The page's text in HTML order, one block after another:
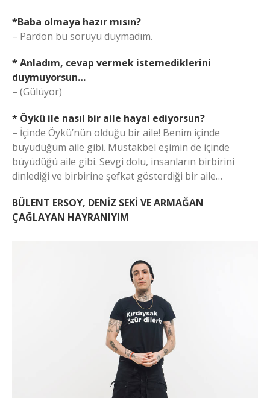
*Baba olmaya hazır mısın?
– Pardon bu soruyu duymadım.
* Anladım, cevap vermek istemediklerini
duymuyorsun…
– (Gülüyor)
* Öykü ile nasıl bir aile hayal ediyorsun?
– İçinde Öykü’nün olduğu bir aile! Benim içinde
büyüdüğüm aile gibi. Müstakbel eşimin de içinde
büyüdüğü aile gibi. Sevgi dolu, insanların birbirini
dinlediği ve birbirine şefkat gösterdiği bir aile…
BÜLENT ERSOY, DENİZ SEKİ VE ARMAĞAN
ÇAĞLAYAN HAYRANIYIM